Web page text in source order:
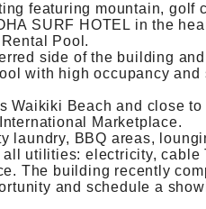
featuring mountain, golf
SURF HOTEL in the
Pool.
side of the building
with high occupancy and
Waikiki Beach and close to
Marketplace.
laundry, BBQ areas,
utilities: electricity, cable
The building recently
and schedule a